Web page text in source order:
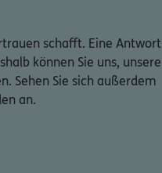
schafft. Eine Antwort
können Sie uns, unsere
Sehen Sie sich außerdem
an.